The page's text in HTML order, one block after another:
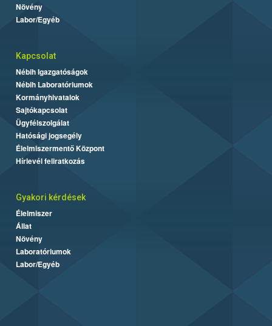
Növény
Labor/Egyéb
Kapcsolat
Nébih Igazgatóságok
Nébih Laboratóriumok
Kormányhivatalok
Sajtókapcsolat
Ügyfélszolgálat
Hatósági jogsegély
Élelmiszermentő Központ
Hírlevél feliratkozás
Gyakori kérdések
Élelmiszer
Állat
Növény
Laboratóriumok
Labor/Egyéb